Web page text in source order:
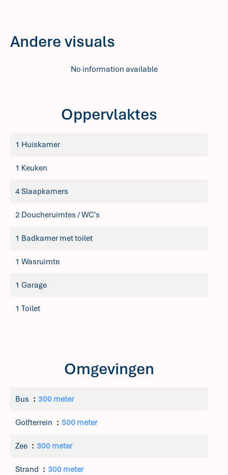
Andere visuals
No information available
Oppervlaktes
1 Huiskamer
1 Keuken
4 Slaapkamers
2 Doucheruimtes / WC's
1 Badkamer met toilet
1 Wasruimte
1 Garage
1 Toilet
Omgevingen
Bus 300 meter
Golfterrein 500 meter
Zee 300 meter
Strand 300 meter